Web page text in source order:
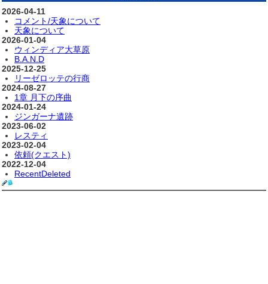
2026-04-11
コメント/天象について
天象について
2026-01-04
ウィンディア大草原
B.A.N.D
2025-12-25
リーゼロッテの行商
2024-08-27
1章 月下の序曲
2024-01-24
ジンガーナ遺跡
2023-06-02
レスティ
2023-02-04
依頼(クエスト)
2022-12-04
RecentDeleted